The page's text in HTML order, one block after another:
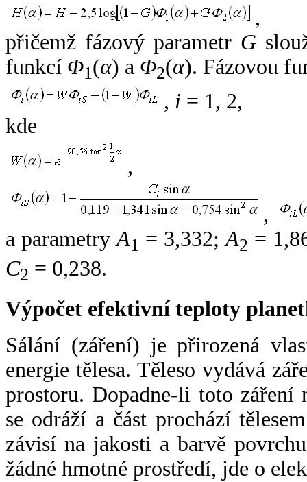
,
přičemž fázový parametr G
funkcí Φ1(α) a Φ2(α). Fázovou
, i = 1, 2,
kde
,
,
a parametryA1 = 3,332;A2 =
C2 = 0,238.
Výpočet efektivní teploty
Sálání (záření) je přirozená
energie tělesa. Těleso vydává
prostoru. Dopadne-li toto záření
se odráží a část prochází
závisí na jakosti a barvě
žádné hmotné prostředí, jde o